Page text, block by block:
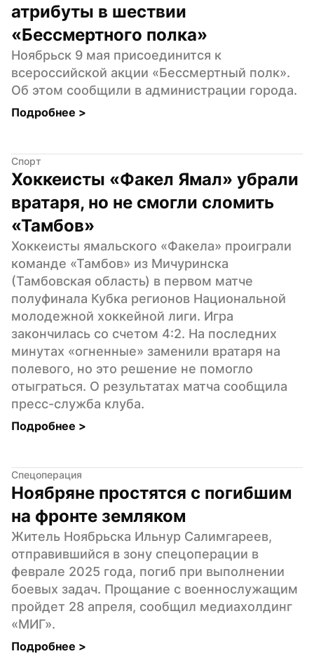
атрибуты в шествии
«Бессмертного полка»
Ноябрьск 9 мая присоединится к
всероссийской акции «Бессмертный полк».
Об этом сообщили в администрации города.
Подробнее >
Спорт
Хоккеисты «Факел Ямал» убрали
вратаря, но не смогли сломить
«Тамбов»
Хоккеисты ямальского «Факела» проиграли
команде «Тамбов» из Мичуринска
(Тамбовская область) в первом матче
полуфинала Кубка регионов Национальной
молодежной хоккейной лиги. Игра
закончилась со счетом 4:2. На последних
минутах «огненные» заменили вратаря на
полевого, но это решение не помогло
отыграться. О результатах матча сообщила
пресс-служба клуба.
Подробнее >
Спецоперация
Ноябряне простятся с погибшим
на фронте земляком
Житель Ноябрьска Ильнур Салимгареев,
отправившийся в зону спецоперации в
феврале 2025 года, погиб при выполнении
боевых задач. Прощание с военнослужащим
пройдет 28 апреля, сообщил медиахолдинг
«МИГ».
Подробнее >